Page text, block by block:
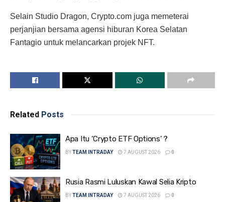
Selain Studio Dragon, Crypto.com juga memeterai
perjanjian bersama agensi hiburan Korea Selatan
Fantagio untuk melancarkan projek NFT.
Related Posts
Apa Itu ‘Crypto ETF Options’ ?
BYTEAM INTRADAY 7 AUGUST 2026 0
Rusia Rasmi Luluskan Kawal Selia Kripto
BYTEAM INTRADAY 7 AUGUST 2026 0